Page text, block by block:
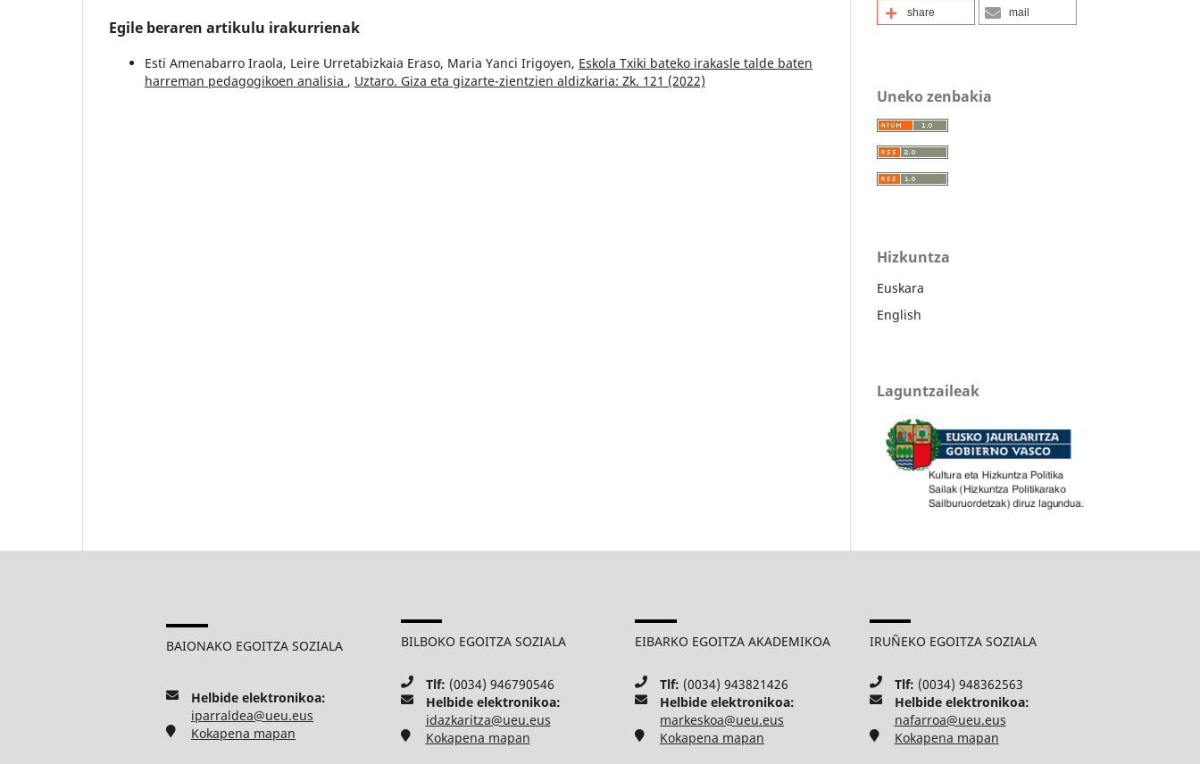
Egile beraren artikulu irakurrienak
Esti Amenabarro Iraola, Leire Urretabizkaia Eraso, Maria Yanci Irigoyen, Eskola Txiki bateko irakasle talde baten
harreman pedagogikoen analisia , Uztaro. Giza eta gizarte-zientzien aldizkaria: Zk. 121 (2022)
share mail
Uneko zenbakia
Hizkuntza
Euskara
English
Laguntzaileak
BAIONAKO EGOITZA SOZIALA
Helbide elektronikoa:
iparraldea@ueu.eus
Kokapena mapan
BILBOKO EGOITZA SOZIALA
Tlf: (0034) 946790546
Helbide elektronikoa:
idazkaritza@ueu.eus
Kokapena mapan
EIBARKO EGOITZA AKADEMIKOA
Tlf: (0034) 943821426
Helbide elektronikoa:
markeskoa@ueu.eus
Kokapena mapan
IRUÑEKO EGOITZA SOZIALA
Tlf: (0034) 948362563
Helbide elektronikoa:
nafarroa@ueu.eus
Kokapena mapan